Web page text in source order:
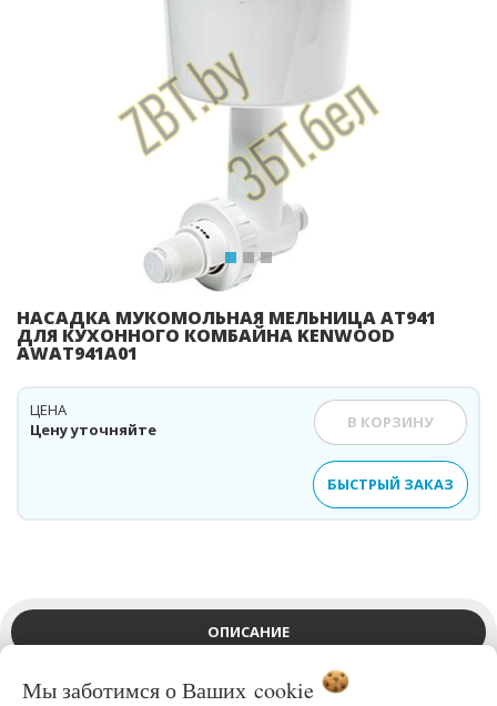
НАСАДКА МУКОМОЛЬНАЯ МЕЛЬНИЦА AT941
ДЛЯ КУХОННОГО КОМБАЙНА KENWOOD
AWAT941A01
Цену уточняйте
ЦЕНА
В КОРЗИНУ
БЫСТРЫЙ ЗАКАЗ
ОПИСАНИЕ
ВЫ СМОТРЕЛИ
Мы заботимся о Ваших cookie